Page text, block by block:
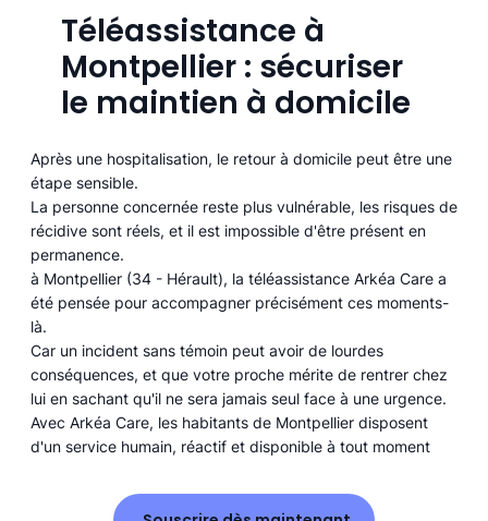
Téléassistance à
Montpellier : sécuriser
le maintien à domicile
Après une hospitalisation, le retour à domicile peut être une
étape sensible.
La personne concernée reste plus vulnérable, les risques de
récidive sont réels, et il est impossible d'être présent en
permanence.
à Montpellier (34 - Hérault), la téléassistance Arkéa Care a
été pensée pour accompagner précisément ces moments-
là.
Car un incident sans témoin peut avoir de lourdes
conséquences, et que votre proche mérite de rentrer chez
lui en sachant qu'il ne sera jamais seul face à une urgence.
Avec Arkéa Care, les habitants de Montpellier disposent
d'un service humain, réactif et disponible à tout moment